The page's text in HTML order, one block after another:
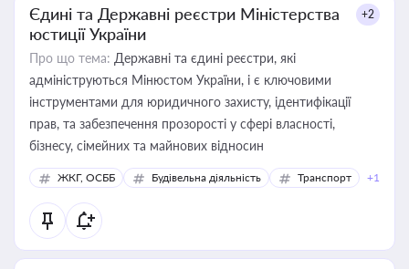
Єдині та Державні реєстри Міністерства
юстиції України
+2
Про що тема: Державні та єдині реєстри, які
адмініструються Мінюстом України, і є ключовими
інструментами для юридичного захисту, ідентифікації
прав, та забезпечення прозорості у сфері власності,
бізнесу, сімейних та майнових відносин
ЖКГ, ОСББ Будівельна діяльність Транспорт +1